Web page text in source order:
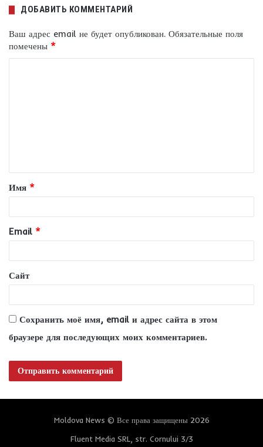
ДОБАВИТЬ КОММЕНТАРИЙ
Ваш адрес email не будет опубликован. Обязательные поля
помечены *
т
а
и
й
*
Имя *
Email *
Сайт
Сохранить моё имя, email и адрес сайта в этом
браузере для последующих моих комментариев.
Moldova News © Все права защищены 2026
Fluent Media SRL, str. Cornului 3/3